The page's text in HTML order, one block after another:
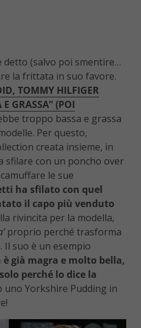
detto (salvo poi smentire…
la frittata in suo favore.
TOMMY HILFIGER
GRASSA” (POI
troppo bassa e grassa
Per questo,
creata insieme, in
sfilare con un poncho over
le sue
ha sfilato con quel
il capo più venduto
rivincita per la modella,
proprio perché trasforma
Il suo è un esempio
è già magra e molto bella,
perché lo dice la
uno Yorkshire Pudding in